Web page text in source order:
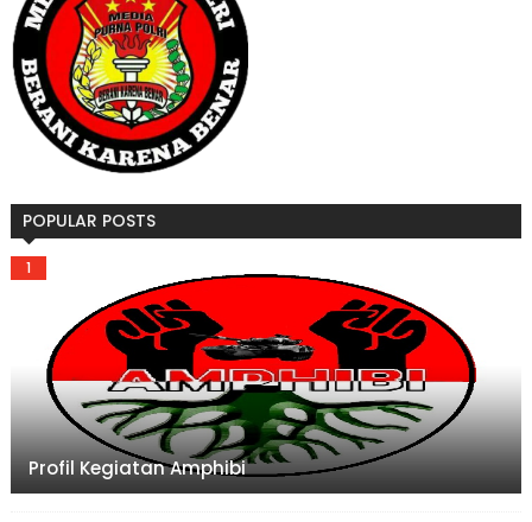
POPULAR POSTS
Profil Kegiatan Amphibi